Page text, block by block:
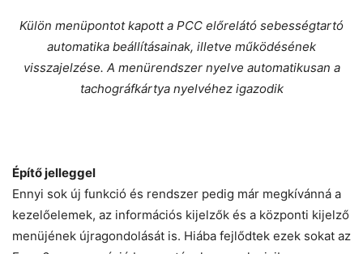
Külön menüpontot kapott a PCC előrelátó sebességtartó
automatika beállításainak, illetve működésének
visszajelzése. A menürendszer nyelve automatikusan a
tachográfkártya nyelvéhez igazodik
Építő jelleggel
Ennyi sok új funkció és rendszer pedig már megkívánná a
kezelőelemek, az információs kijelzők és a központi kijelző
menüjének újragondolását is. Hiába fejlődtek ezek sokat az